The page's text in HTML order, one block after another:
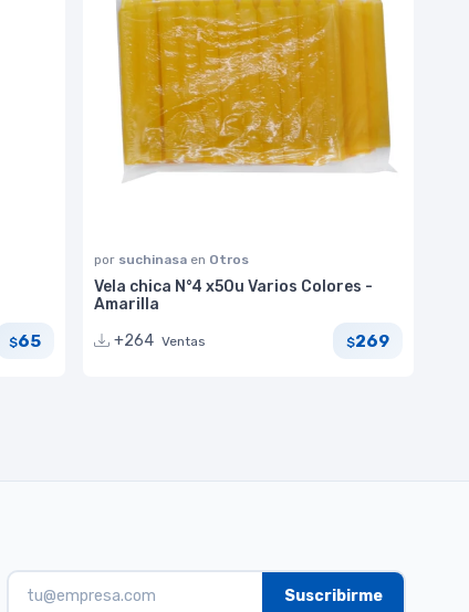
$65
por suchinasa en Otros
Vela chica N°4 x50u Varios Colores -
Amarilla
+264 Ventas $269